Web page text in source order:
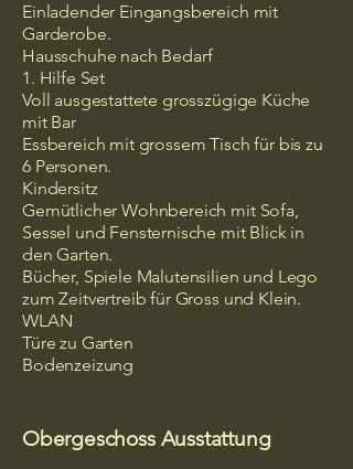
Einladender Eingangsbereich mit
Garderobe.
Hausschuhe nach Bedarf
1. Hilfe Set
Voll ausgestattete grosszügige Küche
mit Bar
Essbereich mit grossem Tisch für bis zu
6 Personen.
Kindersitz
Gemütlicher Wohnbereich mit Sofa,
Sessel und Fensternische mit Blick in
den Garten.
Bücher, Spiele Malutensilien und Lego
zum Zeitvertreib für Gross und Klein.
WLAN
Türe zu Garten
Bodenzeizung
Obergeschoss Ausstattung